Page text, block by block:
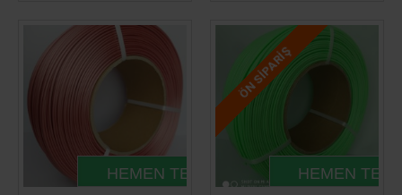
HEMEN TESLIM HEMEN
ÖN SIPARIŞ